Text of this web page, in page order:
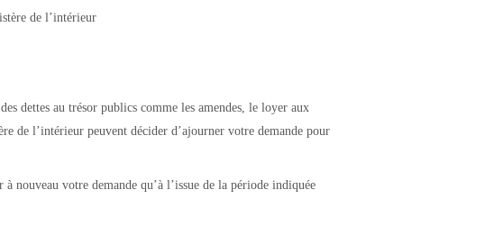
de l’intérieur
dettes au trésor publics comme les amendes, le loyer aux
l’intérieur peuvent décider d’ajourner votre demande pour
nouveau votre demande qu’à l’issue de la période indiquée